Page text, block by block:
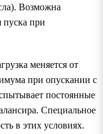
Возможна
пуска при
меняется от
при опускании с
постоянные
Специальное
в этих условиях.